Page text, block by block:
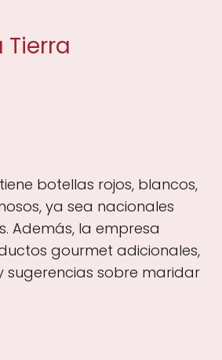
Tierra
botellas rojos, blancos,
ya sea nacionales
Además, la empresa
gourmet adicionales,
sobre maridar